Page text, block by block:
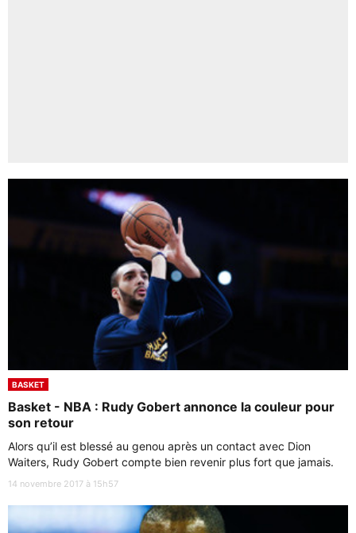
BASKET
Basket - NBA : Rudy Gobert annonce la couleur pour
son retour
Alors qu’il est blessé au genou après un contact avec Dion
Waiters, Rudy Gobert compte bien revenir plus fort que jamais.
14 novembre 2017 à 15h57